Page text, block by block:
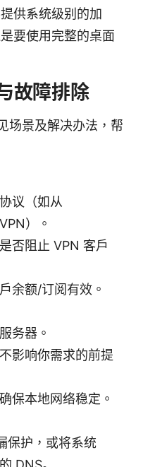
供系统级别的加
要使用完整的桌面
故障排除
场景及解决办法，帮
议（如从
）。
否阻止 VPN 客户
余额/订阅有效。
务器。
影响你需求的前提
保本地网络稳定。
保护，或将系统